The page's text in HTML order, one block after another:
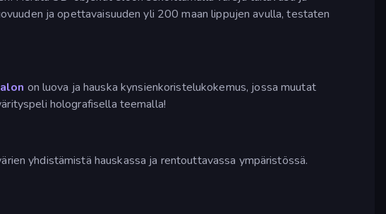
ja opettavaisuuden yli 200 maan lippujen avulla, testaten
on luova ja hauska kynsienkoristelukokemus, jossa muutat
holografisella teemalla!
yhdistämistä hauskassa ja rentouttavassa ympäristössä.